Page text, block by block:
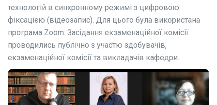
технологій в синхронному режимі з цифровою
фіксацією (відеозапис). Для цього була використана
програма Zoom. Засідання екзаменаційної комісії
проводились публічно з участю здобувачів,
екзаменаційної комісії та викладачів кафедри.